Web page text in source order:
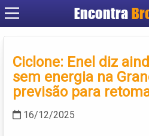
Encontra
Criar
Ciclone: Enel diz
sem energia na
previsão para
16/12/2025